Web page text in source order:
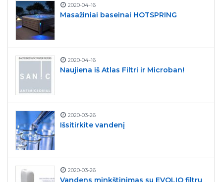
2020-04-16
Masažiniai baseinai HOTSPRING
2020-04-16
Naujiena iš Atlas Filtri ir Microban!
2020-03-26
Išsitirkite vandenį
2020-03-26
Vandens minkštinimas su EVOLIO filtru